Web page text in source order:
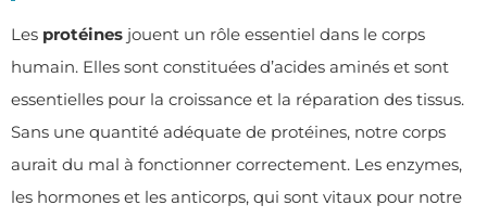
Les protéines jouent un rôle essentiel dans le corps
humain. Elles sont constituées d’acides aminés et sont
essentielles pour la croissance et la réparation des tissus.
Sans une quantité adéquate de protéines, notre corps
aurait du mal à fonctionner correctement. Les enzymes,
les hormones et les anticorps, qui sont vitaux pour notre